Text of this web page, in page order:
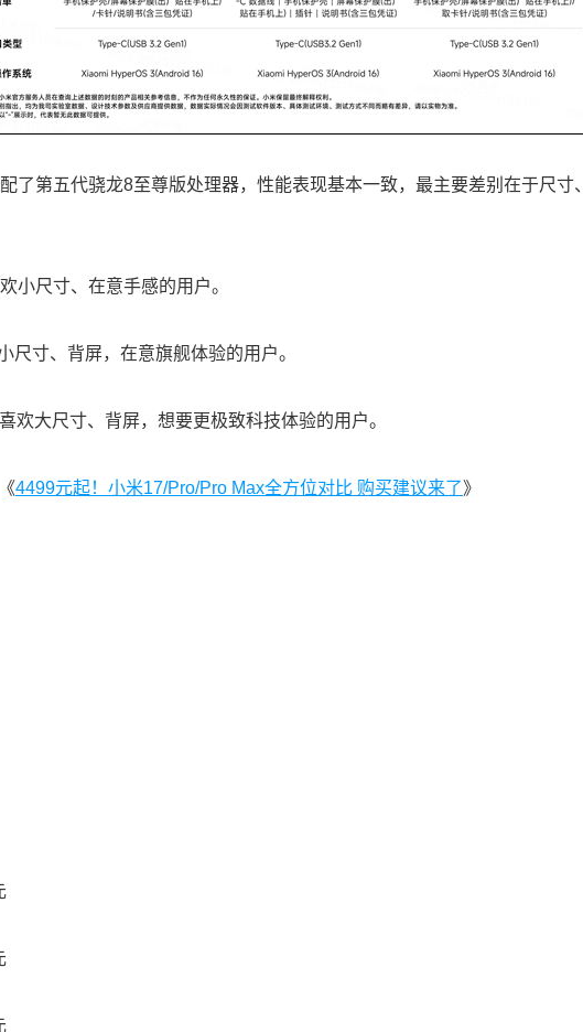
了第五代骁龙8至尊版处理器，性能表现基本一致，最主要差别在于尺寸
小尺寸、在意手感的用户。
尺寸、背屏，在意旗舰体验的用户。
欢大尺寸、背屏，想要更极致科技体验的用户。
《4499元起！小米17/Pro/Pro Max全方位对比 购买建议来了》